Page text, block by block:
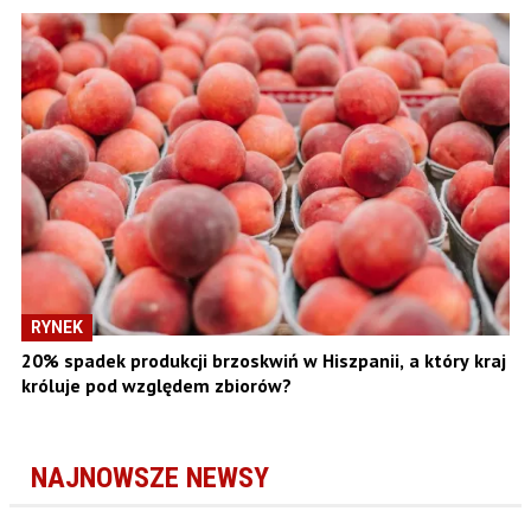
RYNEK
20% spadek produkcji brzoskwiń w Hiszpanii, a który kraj
króluje pod względem zbiorów?
NAJNOWSZE NEWSY